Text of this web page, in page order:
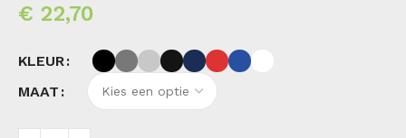
€ 22,70
KLEUR
MAAT